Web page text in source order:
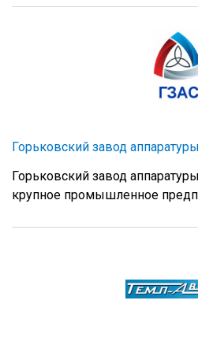
Горьковский завод
Горьковский завод
крупное промышленное